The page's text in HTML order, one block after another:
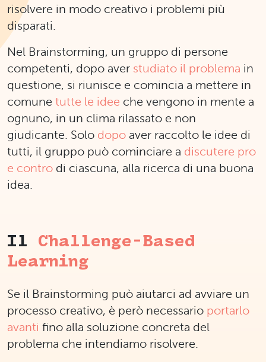
risolvere in modo creativo i problemi più
disparati.
Nel Brainstorming, un gruppo di persone
competenti, dopo aver studiato il problema in
questione, si riunisce e comincia a mettere in
comune tutte le idee che vengono in mente a
ognuno, in un clima rilassato e non
giudicante. Solo dopo aver raccolto le idee di
tutti, il gruppo può cominciare a discutere pro
e contro di ciascuna, alla ricerca di una buona
idea.
Il Challenge-Based
Learning
Se il Brainstorming può aiutarci ad avviare un
processo creativo, è però necessario portarlo
avanti fino alla soluzione concreta del
problema che intendiamo risolvere.